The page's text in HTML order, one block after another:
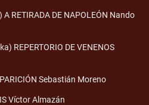
RETIRADA DE NAPOLEÓN Nando
REPERTORIO DE VENENOS
Sebastián Moreno
Víctor Almazán